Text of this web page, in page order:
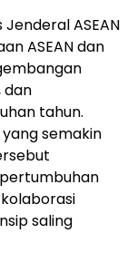
ASEAN
ASEAN dan
dan
tahun.
semakin
saling